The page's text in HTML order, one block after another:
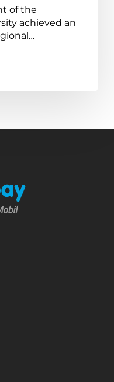
of the
achieved an